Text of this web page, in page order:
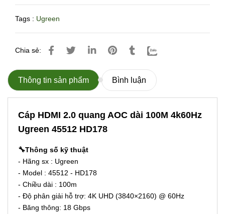
Tags : Ugreen
Chia sẻ:
Thông tin sản phẩm Bình luận
Cáp HDMI 2.0 quang AOC dài 100M 4k60Hz
Ugreen 45512 HD178
🔧Thông số kỹ thuật
- Hãng sx : Ugreen
- Model : 45512 - HD178
- Chiều dài : 100m
- Độ phân giải hỗ trợ: 4K UHD (3840×2160) @ 60Hz
- Băng thông: 18 Gbps